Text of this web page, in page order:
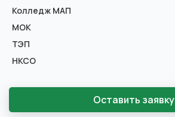
Колледж МАП
МОК
ТЭП
НКСО
Оставить заявку